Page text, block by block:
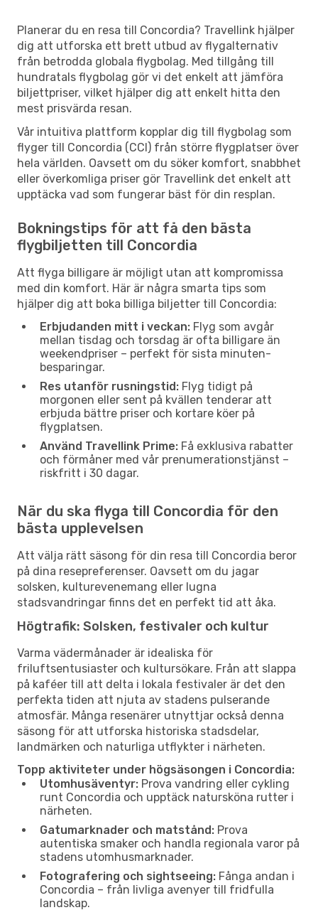
Planerar du en resa till Concordia? Travellink hjälper
dig att utforska ett brett utbud av flygalternativ
från betrodda globala flygbolag. Med tillgång till
hundratals flygbolag gör vi det enkelt att jämföra
biljettpriser, vilket hjälper dig att enkelt hitta den
mest prisvärda resan.
Vår intuitiva plattform kopplar dig till flygbolag som
flyger till Concordia (CCI) från större flygplatser över
hela världen. Oavsett om du söker komfort, snabbhet
eller överkomliga priser gör Travellink det enkelt att
upptäcka vad som fungerar bäst för din resplan.
Bokningstips för att få den bästa
flygbiljetten till Concordia
Att flyga billigare är möjligt utan att kompromissa
med din komfort. Här är några smarta tips som
hjälper dig att boka billiga biljetter till Concordia:
Erbjudanden mitt i veckan: Flyg som avgår
mellan tisdag och torsdag är ofta billigare än
weekendpriser – perfekt för sista minuten-
besparingar.
Res utanför rusningstid: Flyg tidigt på
morgonen eller sent på kvällen tenderar att
erbjuda bättre priser och kortare köer på
flygplatsen.
Använd Travellink Prime: Få exklusiva rabatter
och förmåner med vår prenumerationstjänst –
riskfritt i 30 dagar.
När du ska flyga till Concordia för den
bästa upplevelsen
Att välja rätt säsong för din resa till Concordia beror
på dina resepreferenser. Oavsett om du jagar
solsken, kulturevenemang eller lugna
stadsvandringar finns det en perfekt tid att åka.
Högtrafik: Solsken, festivaler och kultur
Varma vädermånader är idealiska för
friluftsentusiaster och kultursökare. Från att slappa
på kaféer till att delta i lokala festivaler är det den
perfekta tiden att njuta av stadens pulserande
atmosfär. Många resenärer utnyttjar också denna
säsong för att utforska historiska stadsdelar,
landmärken och naturliga utflykter i närheten.
Topp aktiviteter under högsäsongen i Concordia:
Utomhusäventyr: Prova vandring eller cykling
runt Concordia och upptäck natursköna rutter i
närheten.
Gatumarknader och matstånd: Prova
autentiska smaker och handla regionala varor på
stadens utomhusmarknader.
Fotografering och sightseeing: Fånga andan i
Concordia – från livliga avenyer till fridfulla
landskap.